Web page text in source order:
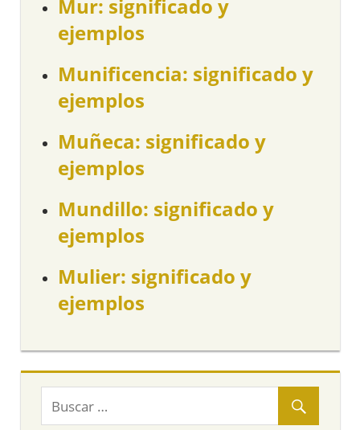
Mur: significado y
ejemplos
Munificencia: significado y
ejemplos
Muñeca: significado y
ejemplos
Mundillo: significado y
ejemplos
Mulier: significado y
ejemplos